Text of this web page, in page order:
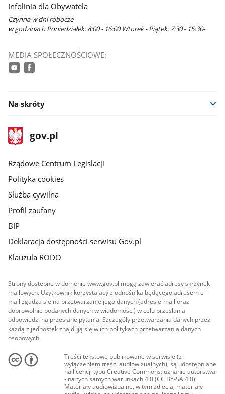
Infolinia dla Obywatela
Czynna w dni robocze
w godzinach Poniedziałek: 8:00 - 16:00 Wtorek - Piątek: 7:30 - 15:30-
MEDIA SPOŁECZNOŚCIOWE:
Na skróty
stopka
gov.plStrona
gov.pl
Rządowe Centrum Legislacji
Polityka cookies
Służba cywilna
Profil zaufany
BIP
Deklaracja dostępności serwisu Gov.pl
Klauzula RODO
Strony dostępne w domenie www.gov.pl mogą zawierać adresy skrzynek
mailowych. Użytkownik korzystający z odnośnika będącego adresem e-
mail zgadza się na przetwarzanie jego danych (adres e-mail oraz
dobrowolnie podanych danych w wiadomości) w celu przesłania
odpowiedzi na przesłane pytania. Szczegóły przetwarzania danych przez
każdą z jednostek znajdują się w ich politykach przetwarzania danych
osobowych.
Treści tekstowe publikowane w serwisie (z
wyłączeniem treści audiowizualnych), są udostępniane
na licencji typu Creative Commons: uznanie autorstwa
- na tych samych warunkach 4.0 (CC BY-SA 4.0).
Materiały audiowizualne, w tym zdjęcia, materiały